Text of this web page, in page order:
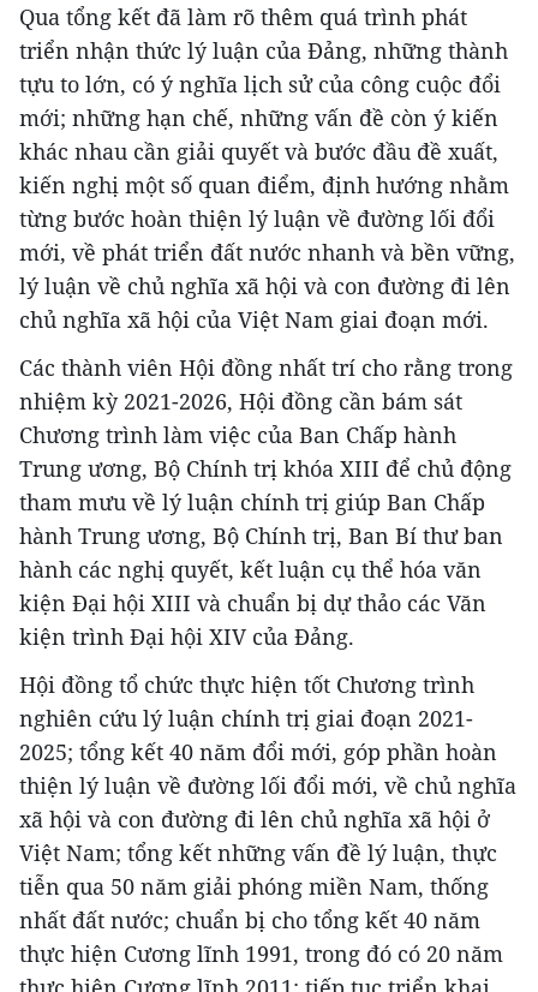
Qua tổng kết đã làm rõ thêm quá trình phát
triển nhận thức lý luận của Đảng, những thành
tựu to lớn, có ý nghĩa lịch sử của công cuộc đổi
mới; những hạn chế, những vấn đề còn ý kiến
khác nhau cần giải quyết và bước đầu đề xuất,
kiến nghị một số quan điểm, định hướng nhằm
từng bước hoàn thiện lý luận về đường lối đổi
mới, về phát triển đất nước nhanh và bền vững,
lý luận về chủ nghĩa xã hội và con đường đi lên
chủ nghĩa xã hội của Việt Nam giai đoạn mới.
Các thành viên Hội đồng nhất trí cho rằng trong
nhiệm kỳ 2021-2026, Hội đồng cần bám sát
Chương trình làm việc của Ban Chấp hành
Trung ương, Bộ Chính trị khóa XIII để chủ động
tham mưu về lý luận chính trị giúp Ban Chấp
hành Trung ương, Bộ Chính trị, Ban Bí thư ban
hành các nghị quyết, kết luận cụ thể hóa văn
kiện Đại hội XIII và chuẩn bị dự thảo các Văn
kiện trình Đại hội XIV của Đảng.
Hội đồng tổ chức thực hiện tốt Chương trình
nghiên cứu lý luận chính trị giai đoạn 2021-
2025; tổng kết 40 năm đổi mới, góp phần hoàn
thiện lý luận về đường lối đổi mới, về chủ nghĩa
xã hội và con đường đi lên chủ nghĩa xã hội ở
Việt Nam; tổng kết những vấn đề lý luận, thực
tiễn qua 50 năm giải phóng miền Nam, thống
nhất đất nước; chuẩn bị cho tổng kết 40 năm
thực hiện Cương lĩnh 1991, trong đó có 20 năm